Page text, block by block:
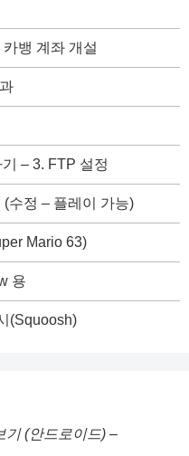
뱅 계좌 개설
– 3. FTP 설정
수정 – 플레이 가능)
Mario 63)
용
(Squoosh)
기 (안드로이드) –